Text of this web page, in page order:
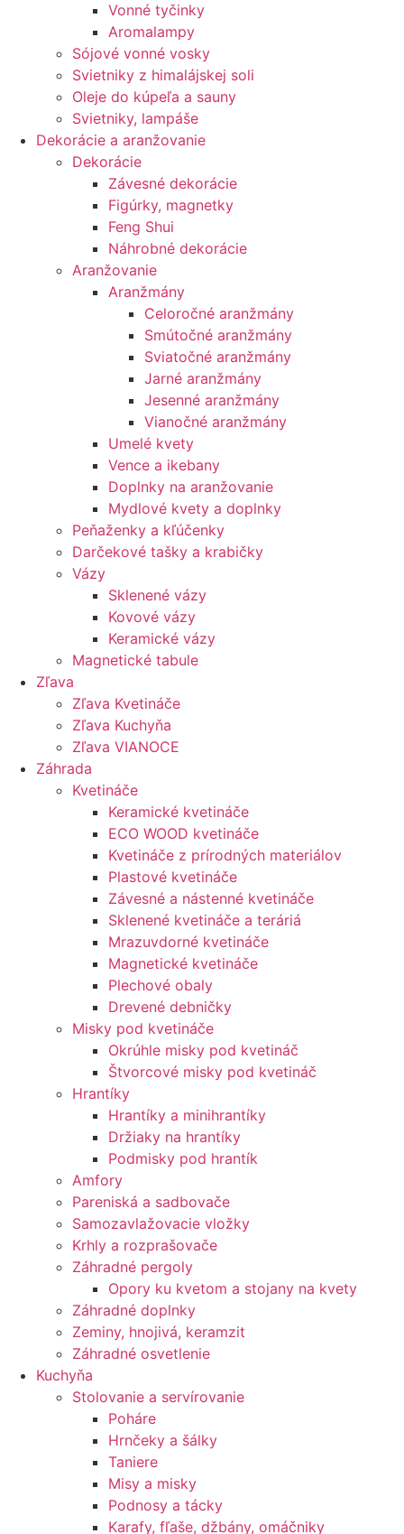
Vonné tyčinky
Aromalampy
Sójové vonné vosky
Svietniky z himalájskej soli
Oleje do kúpeľa a sauny
Svietniky, lampáše
Dekorácie a aranžovanie
Dekorácie
Závesné dekorácie
Figúrky, magnetky
Feng Shui
Náhrobné dekorácie
Aranžovanie
Aranžmány
Celoročné aranžmány
Smútočné aranžmány
Sviatočné aranžmány
Jarné aranžmány
Jesenné aranžmány
Vianočné aranžmány
Umelé kvety
Vence a ikebany
Doplnky na aranžovanie
Mydlové kvety a doplnky
Peňaženky a kľúčenky
Darčekové tašky a krabičky
Vázy
Sklenené vázy
Kovové vázy
Keramické vázy
Magnetické tabule
Zľava
Zľava Kvetináče
Zľava Kuchyňa
Zľava VIANOCE
Záhrada
Kvetináče
Keramické kvetináče
ECO WOOD kvetináče
Kvetináče z prírodných materiálov
Plastové kvetináče
Závesné a nástenné kvetináče
Sklenené kvetináče a teráriá
Mrazuvdorné kvetináče
Magnetické kvetináče
Plechové obaly
Drevené debničky
Misky pod kvetináče
Okrúhle misky pod kvetináč
Štvorcové misky pod kvetináč
Hrantíky
Hrantíky a minihrantíky
Držiaky na hrantíky
Podmisky pod hrantík
Amfory
Pareniská a sadbovače
Samozavlažovacie vložky
Krhly a rozprašovače
Záhradné pergoly
Opory ku kvetom a stojany na kvety
Záhradné doplnky
Zeminy, hnojivá, keramzit
Záhradné osvetlenie
Kuchyňa
Stolovanie a servírovanie
Poháre
Hrnčeky a šálky
Taniere
Misy a misky
Podnosy a tácky
Karafy, fľaše, džbány, omáčniky